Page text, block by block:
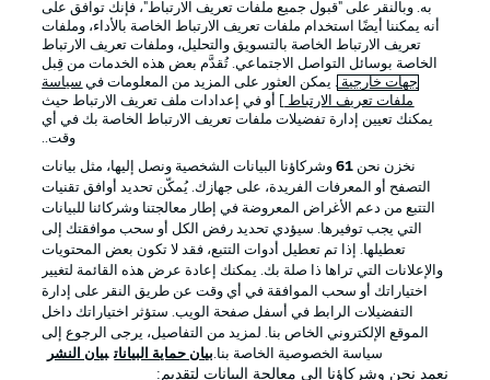
الإعلانات الإخطارات القانونية
شروط الاستخدام الوظائف
جهة النشر تواصل معنا
اللاعبون
به. وبالنقر على "قبول جميع ملفات تعريف الارتباط"، فإنك توافق على
أنه يمكننا أيضًا استخدام ملفات تعريف الارتباط الخاصة بالأداء، وملفات
تعريف الارتباط الخاصة بالتسويق والتحليل، وملفات تعريف الارتباط
الخاصة بوسائل التواصل الاجتماعي. تُقدَّم بعض هذه الخدمات من قِبل
جهات خارجية . يمكن العثور على المزيد من المعلومات في سياسة
ملفات تعريف الارتباط
] أو في إعدادات ملف تعريف الارتباط حيث
يمكنك تعيين إدارة تفضيلات ملفات تعريف الارتباط الخاصة بك في أي
وقت..
نخزن نحن 61وشركاؤنا البيانات الشخصية ونصل إليها، مثل بيانات
التصفح أو المعرفات الفريدة، على جهازك. يُمكّن تحديد أوافق تقنيات
التتبع من دعم الأغراض المعروضة في إطار معالجتنا وشركائنا للبيانات
التي يجب توفيرها. سيؤدي تحديد رفض الكل أو سحب موافقتك إلى
تعطيلها. إذا تم تعطيل أدوات التتبع، فقد لا تكون بعض المحتويات
والإعلانات التي تراها ذا صلة بك. يمكنك إعادة عرض هذه القائمة لتغيير
اختياراتك أو سحب الموافقة في أي وقت عن طريق النقر على إدارة
التفضيلات الرابط في أسفل صفحة الويب. ستؤثر اختياراتك داخل
الموقع الإلكتروني الخاص بنا. لمزيد من التفاصيل، يرجى الرجوع إلى
سياسة الخصوصية الخاصة بنا.بيان حماية البيانات بيان النشر
نعمد نحن وشركاؤنا إلى معالجة البيانات لتقديم: